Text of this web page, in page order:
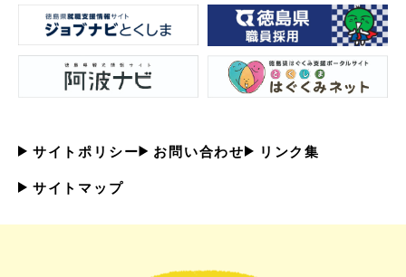
サイトポリシー お問い合わせ リンク集
サイトマップ